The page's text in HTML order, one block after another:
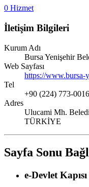
0 Hizmet
İletişim Bilgileri
Kurum Adı
Bursa Yenişehir
Web Sayfası
https://www.bursa-
Tel
+90 (224) 773-0016
Adres
Ulucami Mh.
TÜRKİYE
Sayfa Sonu
e-Devlet Kapısı